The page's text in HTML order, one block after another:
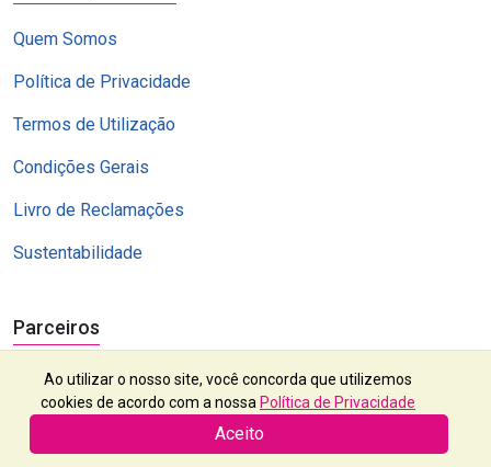
Quem Somos
Política de Privacidade
Termos de Utilização
Condições Gerais
Livro de Reclamações
Sustentabilidade
Parceiros
Ao utilizar o nosso site, você concorda que utilizemos
cookies de acordo com a nossa Política de Privacidade
Aceito